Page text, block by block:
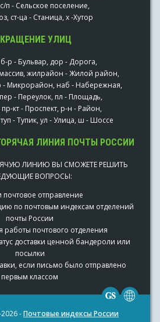
п - Сельское поселение,
ст-ца - Станица, х -Хутор
УЛИЦ
р - Бульвар, дор - Дорога,
жилрайон - Жилой район,
- Микрорайон, наб - Набережная,
- Переулок, пл - Площадь,
кт - Проспект, р-н - Район,
- Тупик, ул - Улица, ш - Шоссе
ГОРЯЧАЯ ЛИНИЯ ПОЧТЫ РОССИИ
ЛИНИЮ ВЫ СМОЖЕТЕ РЕШИТЬ
ВОПРОСЫ:
почтовое отправление
по почтовым индексам отделений
почты России
работы почтового отделения
доставки ценной бандероли или
посылки
если письмо было отправлено
первым классом
-Почтовые индексы России